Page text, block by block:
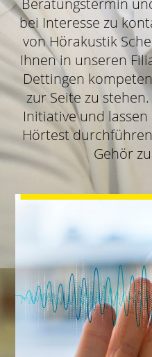
bei Interesse zu
von Hörakustik
Ihnen in unseren
Dettingen
zur Seite zu
Initiative und
Hörtest
Gehör